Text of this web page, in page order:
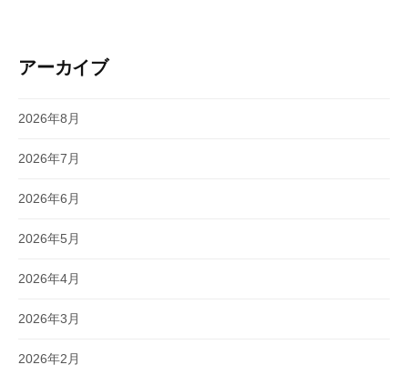
アーカイブ
2026年8月
2026年7月
2026年6月
2026年5月
2026年4月
2026年3月
2026年2月